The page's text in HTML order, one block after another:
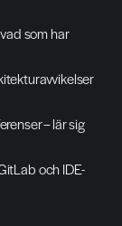
som har
– lär sig
och IDE-